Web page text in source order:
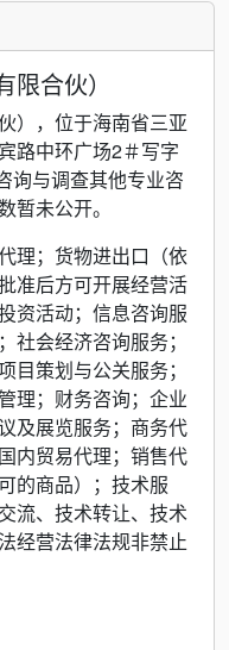
合伙）
），位于海南省三亚
路中环广场2＃写字
询与调查其他专业咨
暂未公开。
理；货物进出口（依
准后方可开展经营活
资活动；信息咨询服
社会经济咨询服务；
目策划与公关服务；
理；财务咨询；企业
及展览服务；商务代
内贸易代理；销售代
的商品）；技术服
流、技术转让、技术
经营法律法规非禁止